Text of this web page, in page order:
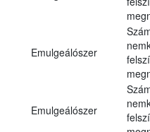
Emulgeálószer
Emulgeálószer